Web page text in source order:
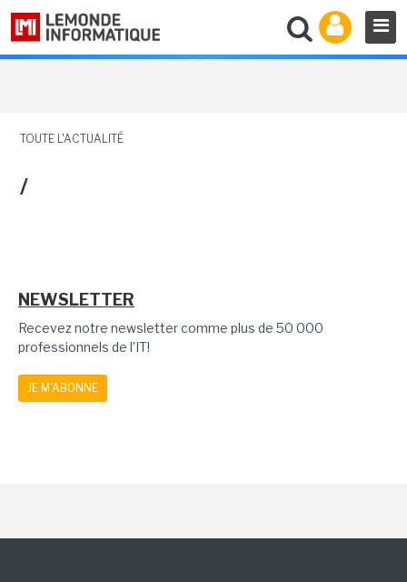
TOUTE L'ACTUALITÉ
/
NEWSLETTER
Recevez notre newsletter comme plus de 50 000
professionnels de l'IT!
JE M'ABONNE